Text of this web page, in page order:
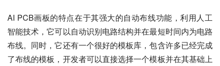
AI PCB画板的特点在于其强大的自动布线功能，利用人工
智能技术，它可以自动识别电路结构并在最短时间内为电路
布线。同时，它还有一个很好的模板库，包含许多已经完成
了布线的模板，开发者可以直接选择一个模板并在其基础上